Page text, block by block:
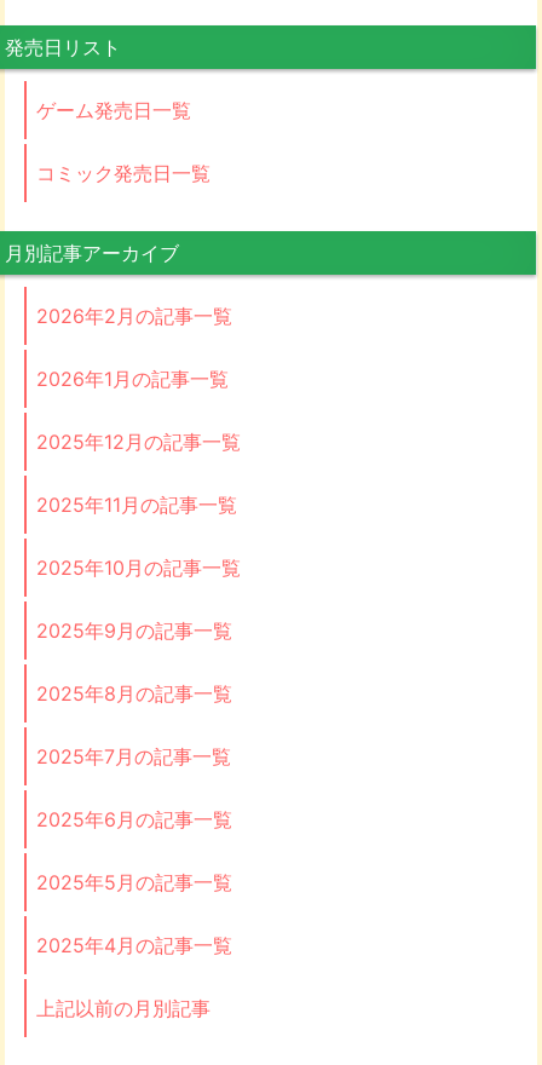
発売日リスト
ゲーム発売日一覧
コミック発売日一覧
月別記事アーカイブ
2026年2月の記事一覧
2026年1月の記事一覧
2025年12月の記事一覧
2025年11月の記事一覧
2025年10月の記事一覧
2025年9月の記事一覧
2025年8月の記事一覧
2025年7月の記事一覧
2025年6月の記事一覧
2025年5月の記事一覧
2025年4月の記事一覧
上記以前の月別記事